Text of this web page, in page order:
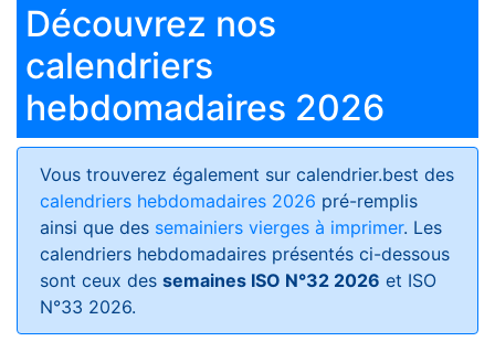
Découvrez nos
calendriers
hebdomadaires 2026
Vous trouverez également sur calendrier.best des
calendriers hebdomadaires 2026 pré-remplis
ainsi que des semainiers vierges à imprimer. Les
calendriers hebdomadaires présentés ci-dessous
sont ceux des semaines ISO N°32 2026 et ISO
N°33 2026.